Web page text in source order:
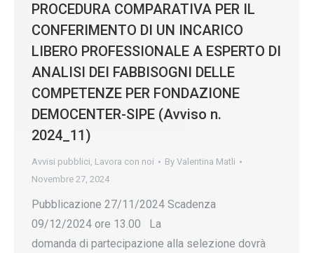
PROCEDURA COMPARATIVA PER IL
CONFERIMENTO DI UN INCARICO
LIBERO PROFESSIONALE A ESPERTO DI
ANALISI DEI FABBISOGNI DELLE
COMPETENZE PER FONDAZIONE
DEMOCENTER-SIPE (Avviso n.
2024_11)
Avvisi pubblici, Lavora con noi By Valentina Matli
Novembre 27, 2024
Pubblicazione 27/11/2024 Scadenza
09/12/2024 ore 13.00 La
domanda di partecipazione alla selezione dovrà